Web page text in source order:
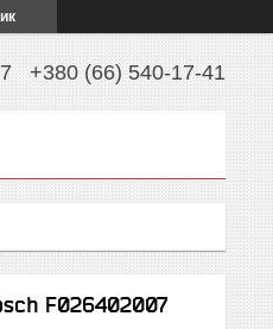
+380 (66) 540-17-41
F026402007